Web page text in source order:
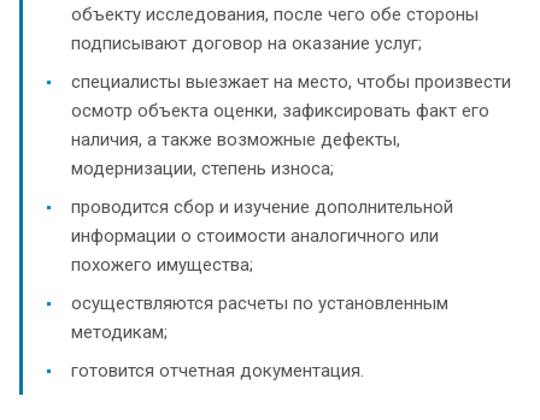
объекту исследования, после чего обе стороны
подписывают договор на оказание услуг;
специалисты выезжает на место, чтобы произвести
осмотр объекта оценки, зафиксировать факт его
наличия, а также возможные дефекты,
модернизации, степень износа;
проводится сбор и изучение дополнительной
информации о стоимости аналогичного или
похожего имущества;
осуществляются расчеты по установленным
методикам;
готовится отчетная документация.